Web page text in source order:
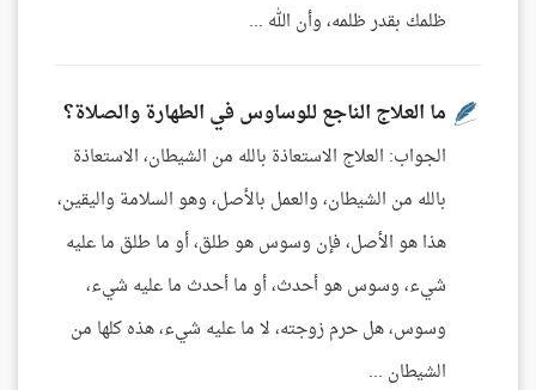
ظلمك بقدر ظلمه، وأن الله ...
ما العلاج الناجع للوساوس في الطهارة والصلاة؟
الجواب: العلاج الاستعاذة بالله من الشيطان، الاستعاذة
بالله من الشيطان، والعمل بالأصل، وهو السلامة واليقين،
هذا هو الأصل، فإن وسوس هو طلق، أو ما طلق ما عليه
شيء، وسوس هو أحدث، أو ما أحدث ما عليه شيء،
وسوس، هل حرم زوجته، لا ما عليه شيء، هذه كلها من
الشيطان ...